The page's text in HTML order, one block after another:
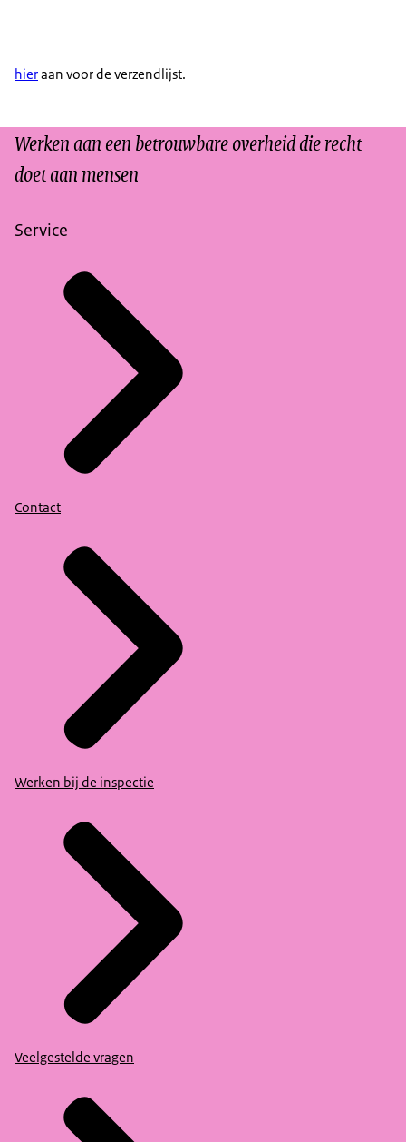
hieraan voor de verzendlijst.
Werken aan een betrouwbare overheid die recht
doet aan mensen
Service
Contact
Werken bij de inspectie
Veelgestelde vragen